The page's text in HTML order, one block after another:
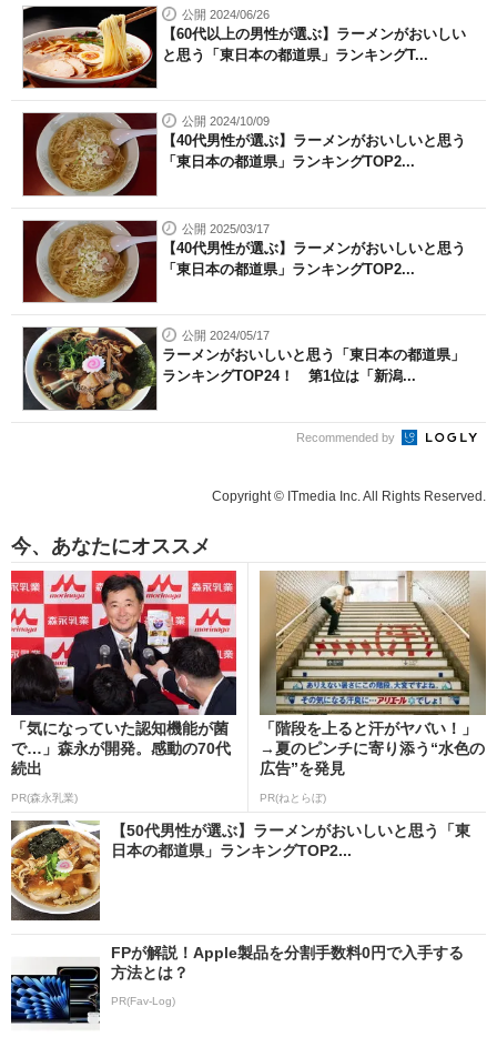
公開 2024/06/26
【60代以上の男性が選ぶ】ラーメンがおいしい
と思う「東日本の都道県」ランキングT...
公開 2024/10/09
【40代男性が選ぶ】ラーメンがおいしいと思う
「東日本の都道県」ランキングTOP2...
公開 2025/03/17
【40代男性が選ぶ】ラーメンがおいしいと思う
「東日本の都道県」ランキングTOP2...
公開 2024/05/17
ラーメンがおいしいと思う「東日本の都道県」
ランキングTOP24！ 第1位は「新潟...
Recommended by
Copyright © ITmedia Inc. All Rights Reserved.
今、あなたにオススメ
「気になっていた認知機能が菌
で…」森永が開発。感動の70代
続出
PR(森永乳業)
「階段を上ると汗がヤバい！」
→夏のピンチに寄り添う“水色の
広告”を発見
PR(ねとらぼ)
【50代男性が選ぶ】ラーメンがおいしいと思う「東
日本の都道県」ランキングTOP2...
FPが解説！Apple製品を分割手数料0円で入手する
方法とは？
PR(Fav-Log)